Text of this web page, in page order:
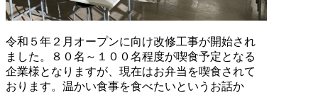
令和５年２月オープンに向け改修工事が開始され
ました。８０名～１００名程度が喫食予定となる
企業様となりますが、現在はお弁当を喫食されて
おります。温かい食事を食べたいというお話か